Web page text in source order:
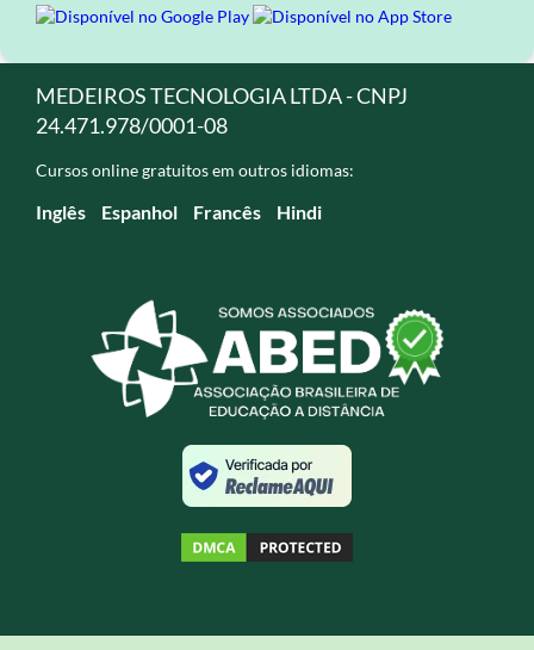
MEDEIROS TECNOLOGIA LTDA - CNPJ
24.471.978/0001-08
Cursos online gratuitos em outros idiomas:
Inglês Espanhol Francês Hindi